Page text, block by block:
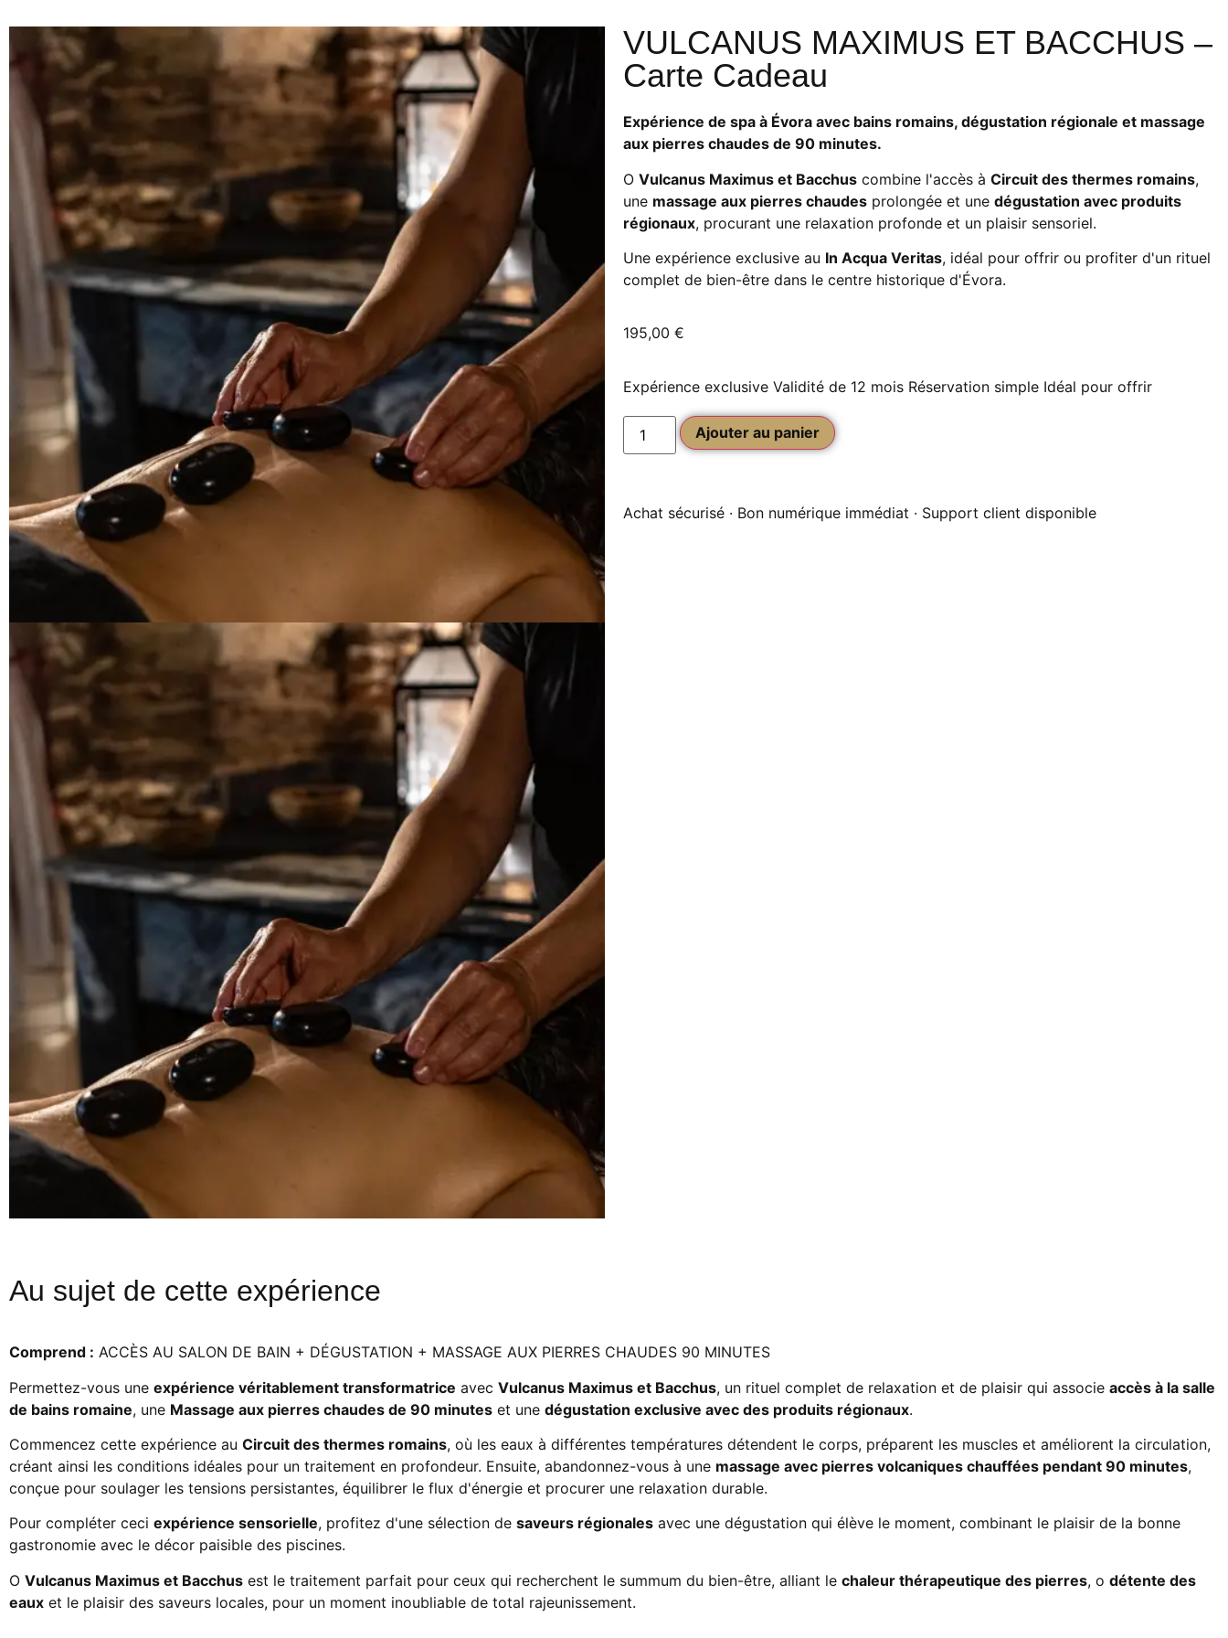
VULCANUS MAXIMUS ET BACCHUS –
Carte Cadeau
Expérience de spa à Évora avec bains romains, dégustation régionale et massage
aux pierres chaudes de 90 minutes.
O Vulcanus Maximus et Bacchus combine l'accès à Circuit des thermes romains,
une massage aux pierres chaudes prolongée et une dégustation avec produits
régionaux, procurant une relaxation profonde et un plaisir sensoriel.
Une expérience exclusive au In Acqua Veritas, idéal pour offrir ou profiter d'un rituel
complet de bien-être dans le centre historique d'Évora.
195,00 €
Expérience exclusive Validité de 12 mois Réservation simple Idéal pour offrir
Ajouter au panier
Achat sécurisé · Bon numérique immédiat · Support client disponible
Au sujet de cette expérience
Comprend : ACCÈS AU SALON DE BAIN + DÉGUSTATION + MASSAGE AUX PIERRES CHAUDES 90 MINUTES
Permettez-vous une expérience véritablement transformatrice avec Vulcanus Maximus et Bacchus, un rituel complet de relaxation et de plaisir qui associe accès à la salle
de bains romaine, une Massage aux pierres chaudes de 90 minutes et une dégustation exclusive avec des produits régionaux.
Commencez cette expérience au Circuit des thermes romains, où les eaux à différentes températures détendent le corps, préparent les muscles et améliorent la circulation,
créant ainsi les conditions idéales pour un traitement en profondeur. Ensuite, abandonnez-vous à une massage avec pierres volcaniques chauffées pendant 90 minutes,
conçue pour soulager les tensions persistantes, équilibrer le flux d'énergie et procurer une relaxation durable.
Pour compléter ceci expérience sensorielle, profitez d'une sélection de saveurs régionales avec une dégustation qui élève le moment, combinant le plaisir de la bonne
gastronomie avec le décor paisible des piscines.
O Vulcanus Maximus et Bacchus est le traitement parfait pour ceux qui recherchent le summum du bien-être, alliant le chaleur thérapeutique des pierres, o détente des
eaux et le plaisir des saveurs locales, pour un moment inoubliable de total rajeunissement.